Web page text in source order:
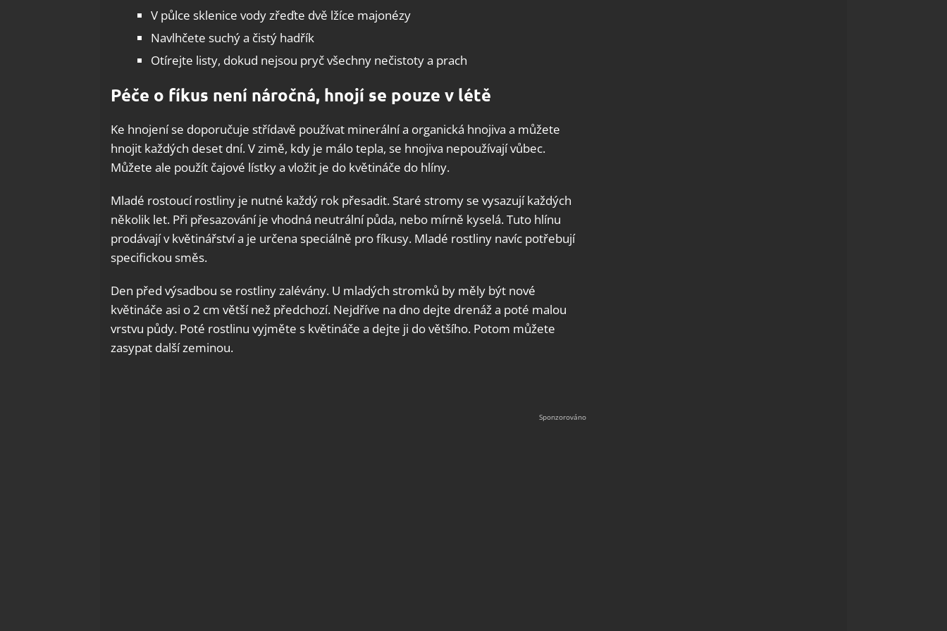
V půlce sklenice vody zřeďte dvě lžíce majonézy
Navlhčete suchý a čistý hadřík
Otírejte listy, dokud nejsou pryč všechny nečistoty a prach
Péče o fíkus není náročná, hnojí se pouze v létě
Ke hnojení se doporučuje střídavě používat minerální a organická hnojiva a můžete
hnojit každých deset dní. V zimě, kdy je málo tepla, se hnojiva nepoužívají vůbec.
Můžete ale použít čajové lístky a vložit je do květináče do hlíny.
Mladé rostoucí rostliny je nutné každý rok přesadit. Staré stromy se vysazují každých
několik let. Při přesazování je vhodná neutrální půda, nebo mírně kyselá. Tuto hlínu
prodávají v květinářství a je určena speciálně pro fíkusy. Mladé rostliny navíc potřebují
specifickou směs.
Den před výsadbou se rostliny zalévány. U mladých stromků by měly být nové
květináče asi o 2 cm větší než předchozí. Nejdříve na dno dejte drenáž a poté malou
vrstvu půdy. Poté rostlinu vyjměte s květináče a dejte ji do většího. Potom můžete
zasypat další zeminou.